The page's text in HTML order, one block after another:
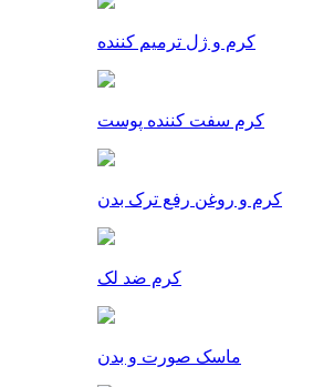
کرم و ژل ترمیم کننده
کرم سفت کننده پوست
کرم و روغن رفع ترک بدن
کرم ضد لک
ماسک صورت و بدن